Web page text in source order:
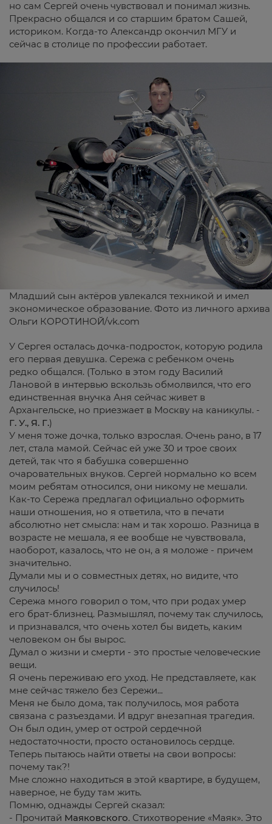
но сам Сергей очень чувствовал и понимал жизнь.
Прекрасно общался и со старшим братом Сашей,
историком. Когда-то Александр окончил МГУ и
сейчас в столице по профессии работает.
Младший сын актёров увлекался техникой и имел
экономическое образование. Фото из личного архива
Ольги КОРОТИНОЙ/vk.com
У Сергея осталась дочка-подросток, которую родила
его первая девушка. Сережа с ребенком очень
редко общался. (Только в этом году Василий
Лановой в интервью вскользь обмолвился, что его
единственная внучка Аня сейчас живет в
Архангельске, но приезжает в Москву на каникулы. -
Г. У., Я. Г.)
У меня тоже дочка, только взрослая. Очень рано, в 17
лет, стала мамой. Сейчас ей уже 30 и трое своих
детей, так что я бабушка совершенно
очаровательных внуков. Сергей нормально ко всем
моим ребятам относился, они никому не мешали.
Как-то Сережа предлагал официально оформить
наши отношения, но я ответила, что в печати
абсолютно нет смысла: нам и так хорошо. Разница в
возрасте не мешала, я ее вообще не чувствовала,
наоборот, казалось, что не он, а я моложе - причем
значительно.
Думали мы и о совместных детях, но видите, что
случилось!
Сережа много говорил о том, что при родах умер
его брат-близнец. Размышлял, почему так случилось,
и признавался, что очень хотел бы видеть, каким
человеком он бы вырос.
Думал о жизни и смерти - это простые человеческие
вещи.
Я очень переживаю его уход. Не представляете, как
мне сейчас тяжело без Сережи...
Меня не было дома, так получилось, моя работа
связана с разъездами. И вдруг внезапная трагедия.
Он был один, умер от острой сердечной
недостаточности, просто остановилось сердце.
Теперь пытаюсь найти ответы на свои вопросы:
почему так?!
Мне сложно находиться в этой квартире, в будущем,
наверное, не буду там жить.
Помню, однажды Сергей сказал:
- Прочитай Маяковского. Стихотворение «Маяк». Это